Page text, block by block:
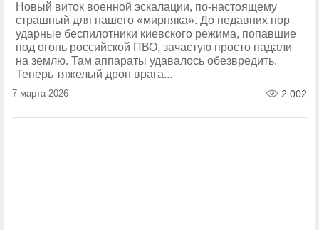
Новый виток военной эскалации, по-настоящему
страшный для нашего «мирняка». До недавних пор
ударные беспилотники киевского режима, попавшие
под огонь российской ПВО, зачастую просто падали
на землю. Там аппараты удавалось обезвредить.
Теперь тяжелый дрон врага...
7 марта 2026 2 002